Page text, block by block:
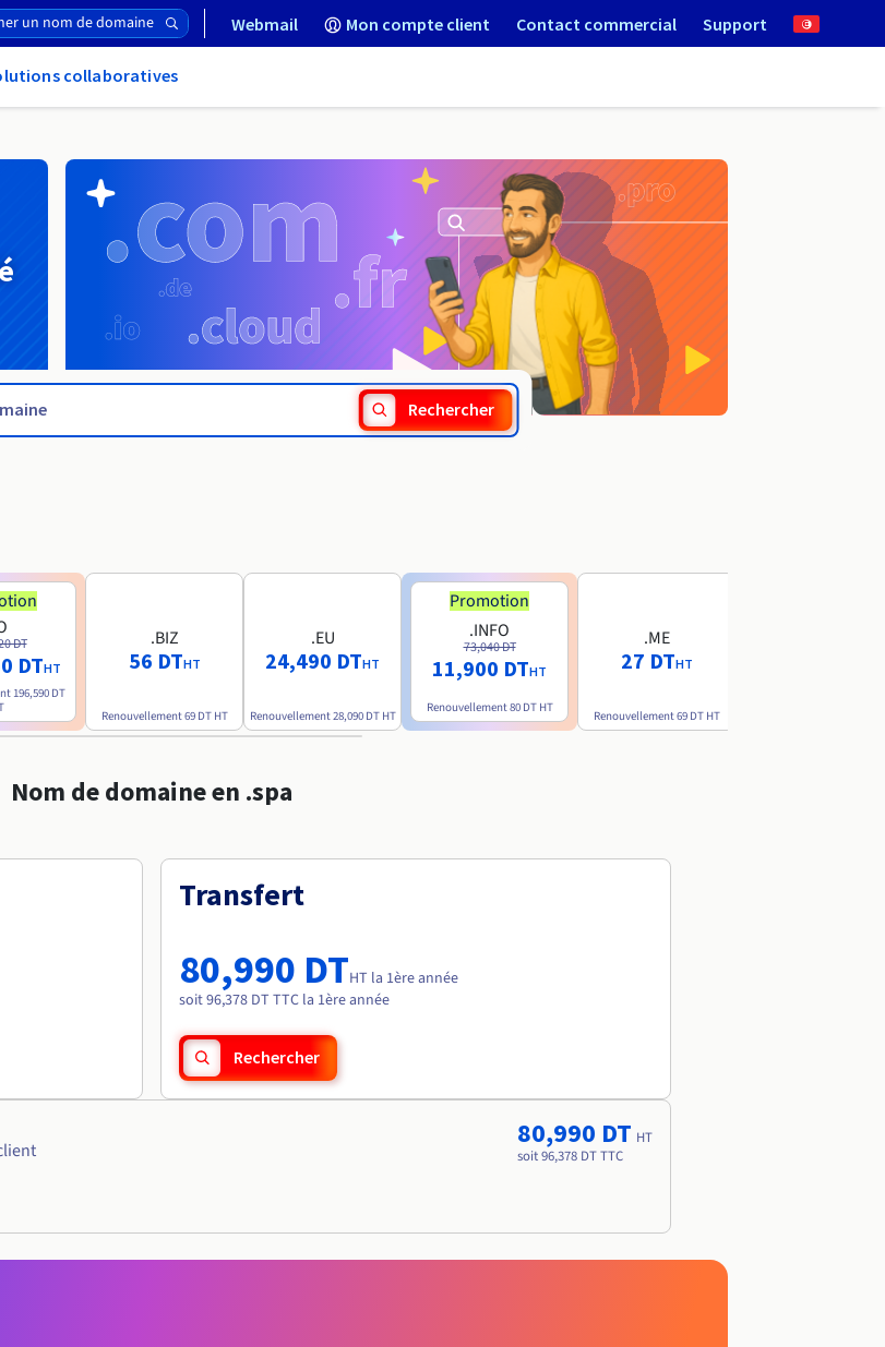
Webmail Mon compte client Contact commercial Support
collaboratives
Rechercher
DT
DTHT
196,590 DT
.BIZ
56 DTHT
Renouvellement69 DT HT
.EU
24,490 DTHT
Renouvellement28,090 DT HT
Promotion
.INFO
73,040 DT
11,900 DTHT
Renouvellement80 DT HT
.ME
27 DTHT
Renouvellement69 DT HT
Nom de domaine en .spa
Transfert
80,990 DTHT la 1ère année
soit 96,378 DT TTC la 1ère année
Rechercher
80,990 DT HT
soit 96,378 DT TTC